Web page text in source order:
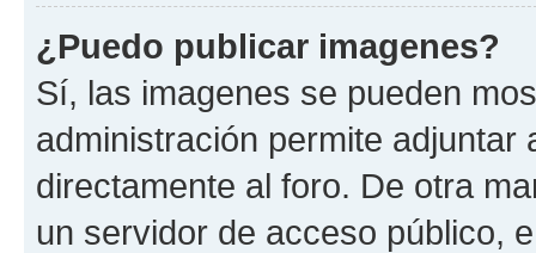
¿Puedo publicar imagenes?
Sí, las imagenes se pueden
administración permite
directamente al foro. De otra
un servidor de acceso público,